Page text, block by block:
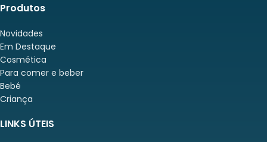
Produtos
Novidades
Em Destaque
Cosmética
Para comer e beber
Bebé
Criança
LINKS ÚTEIS